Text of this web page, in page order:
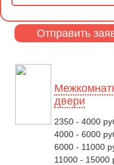
двери
2350 - 4000
4000 - 6000
6000 - 11000
11000 - 15000